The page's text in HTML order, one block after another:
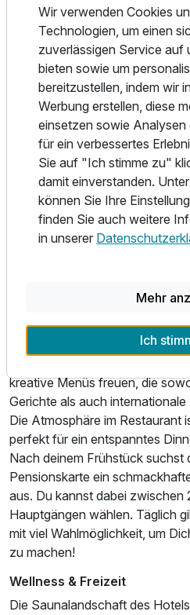
entweder zur Bach- bzw.
verschiedenen
Silberberg, den Harlachberg
sehen. Und das am besten
wenn das Sonnenlicht durch
Essen und Trinken
Lass Dich bereits zum
Frühstücksbuffet wartet mit
darauf, Dich für einen
kannst wählen zwischen
Teesorten, sowie
Buttermilch. Es gibt eine große
auch Eier zum selbst kochen.
Frühstücks-Cerealien,
verschiedene Sorten Obst und
kreative Menüs freuen, die
Gerichte als auch
Die Atmosphäre im Restaurant
perfekt für ein entspanntes
Nach deinem Frühstück suchst
Pensionskarte ein
aus. Du kannst dabei zwischen
Hauptgängen wählen. Täglich
mit viel Wahlmöglichkeit, um
zu machen!
Wellness & Freizeit
Die Saunalandschaft des
Wir verwenden Cookies
Technologien, um einen
zuverlässigen Service auf
bieten sowie um
bereitzustellen, indem wir
Werbung erstellen, diese
einsetzen sowie
für ein verbessertes
Sie auf "Ich stimme zu"
damit einverstanden.
können Sie Ihre
finden Sie auch weitere
in unserer
Mehr
Ich